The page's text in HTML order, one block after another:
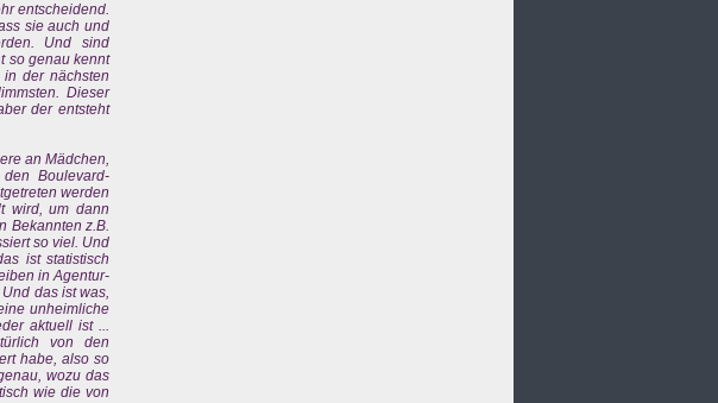
entscheidend.
sie auch und
Und sind
so genau kennt
der nächsten
Dieser
der entsteht
an Mädchen,
Boulevard-
werden
wird, um dann
Bekannten z.B.
so viel. Und
ist statistisch
in Agentur-
das ist was,
unheimliche
aktuell ist ...
von den
habe, also so
wozu das
wie die von